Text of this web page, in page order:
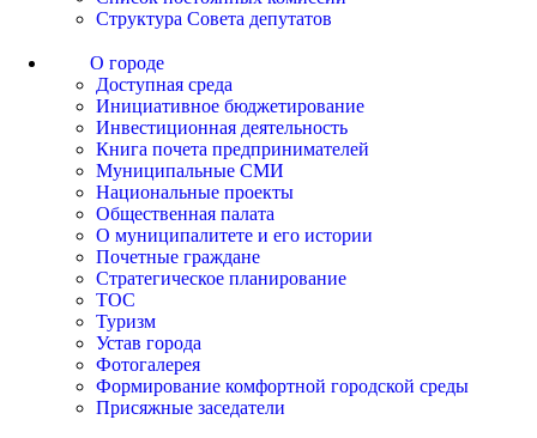
Структура Совета депутатов
О городе
Доступная среда
Инициативное бюджетирование
Инвестиционная деятельность
Книга почета предпринимателей
Муниципальные СМИ
Национальные проекты
Общественная палата
О муниципалитете и его истории
Почетные граждане
Стратегическое планирование
ТОС
Туризм
Устав города
Фотогалерея
Формирование комфортной городской среды
Присяжные заседатели